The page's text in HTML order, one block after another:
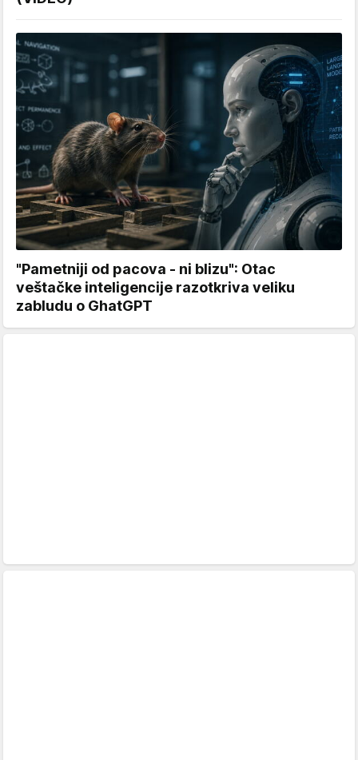
"Pametniji od pacova - ni blizu": Otac
veštačke inteligencije razotkriva veliku
zabludu o GhatGPT